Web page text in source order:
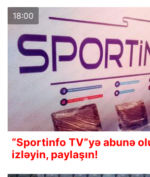
18:00
“Sportinfo TV”yə abunə
izləyin, paylaşın!